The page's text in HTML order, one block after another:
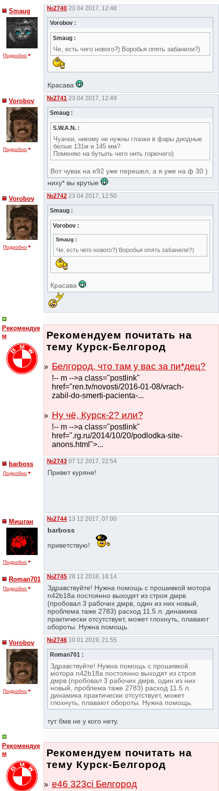
Smaug
Подробно
№2740 23 04 2017, 12:48
Vorobov :
Smaug :
Че, есть чего нового?) Воробья опять забанили?)
Красава
Vorobov
Подробно
№2741 23 04 2017, 12:49
Smaug :
S.W.A.N. :
Чуачки, никому не нужны глазки в фары диодные
белые 131м и 145 мм?
Поменяю на бутыль чего нить горючего)
Вот чувак на е92 уже перешел, а я уже на ф 30 )
ниху* вы крутые
Vorobov
Подробно
№2742 23 04 2017, 12:50
Smaug :
Vorobov :
Smaug :
Че, есть чего нового?) Воробья опять забанили?)
Красава
Рекомендуе
м
Рекомендуем почитать на
тему Курск-Белгород
Белгород, что там у вас за пи*дец?
!-- m -->a class="postlink"
href="ren.tv/novosti/2016-01-08/vrach-
zabil-do-smerti-pacienta-...
Ну чё, Курск-2? или?
!-- m -->a class="postlink"
href=".rg.ru/2014/10/20/podlodka-site-
anons.html">...
barboss
Подробно
№2743 07 12 2017, 22:54
Привет куряне!
Мишган
Подробно
№2744 13 12 2017, 07:00
barboss
приветствую!
Roman701
Подробно
№2745 28 12 2018, 16:14
Здравствуйте! Нужна помощь с прошивкой мотора
n42b18a постоянно выходят из строя дмрв
(пробовал 3 рабочих дмрв, один из них новый,
проблема таже 2783) расход 11.5 л. динамика
практически отсутствует, может глохнуть, плавают
обороты. Нужна помощь.
Vorobov
Подробно
№2746 10 01 2019, 21:55
Roman701 :
Здравствуйте! Нужна помощь с прошивкой
мотора n42b18a постоянно выходят из строя
дмрв (пробовал 3 рабочих дмрв, один из них
новый, проблема таже 2783) расход 11.5 л.
динамика практически отсутствует, может
глохнуть, плавают обороты. Нужна помощь.
тут бмв не у кого нету.
Рекомендуе
м
Рекомендуем почитать на
тему Курск-Белгород
e46 323ci Белгород